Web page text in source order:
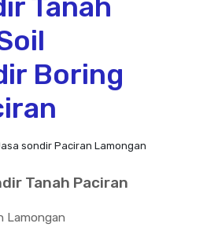
Boring
sondir Paciran Lamongan
Tanah Paciran
Lamongan